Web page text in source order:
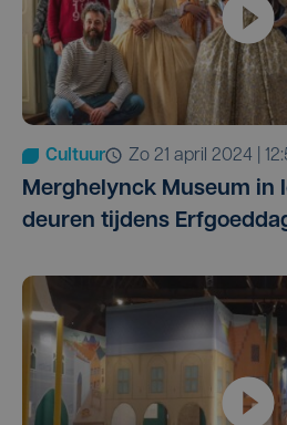
Cultuur zo 21 april 2024 |
Merghelynck Museum in
deuren tijdens